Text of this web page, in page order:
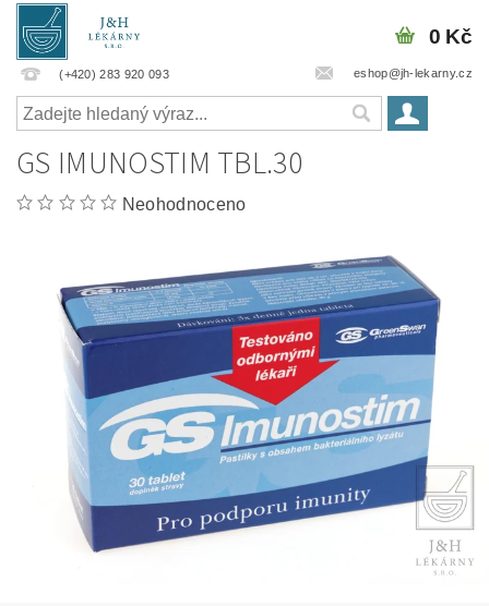
(+420) 283 920 093 eshop@jh-lekarny.cz
0 Kč
GS IMUNOSTIM TBL.30
Neohodnoceno